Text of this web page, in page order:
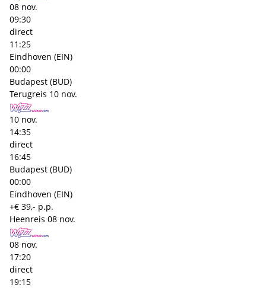
08 nov.
09:30
direct
11:25
Eindhoven (EIN)
00:00
Budapest (BUD)
Terugreis 10 nov.
10 nov.
14:35
direct
16:45
Budapest (BUD)
00:00
Eindhoven (EIN)
+€ 39,- p.p.
Heenreis 08 nov.
08 nov.
17:20
direct
19:15